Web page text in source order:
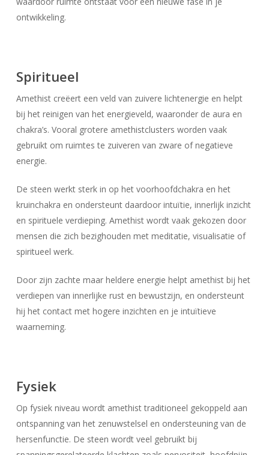
Geen producten in uw winkelwagen.
Go To Shop
ontwikkeling.
Spiritueel
Amethist creëert een veld van zuivere lichtenergie en helpt
bij het reinigen van het energieveld, waaronder de aura en
chakra’s. Vooral grotere amethistclusters worden vaak
gebruikt om ruimtes te zuiveren van zware of negatieve
energie.
De steen werkt sterk in op het voorhoofdchakra en het
kruinchakra en ondersteunt daardoor intuïtie, innerlijk inzicht
en spirituele verdieping. Amethist wordt vaak gekozen door
mensen die zich bezighouden met meditatie, visualisatie of
spiritueel werk.
Door zijn zachte maar heldere energie helpt amethist bij het
verdiepen van innerlijke rust en bewustzijn, en ondersteunt
hij het contact met hogere inzichten en je intuïtieve
waarneming.
Fysiek
Op fysiek niveau wordt amethist traditioneel gekoppeld aan
ontspanning van het zenuwstelsel en ondersteuning van de
hersenfunctie. De steen wordt veel gebruikt bij